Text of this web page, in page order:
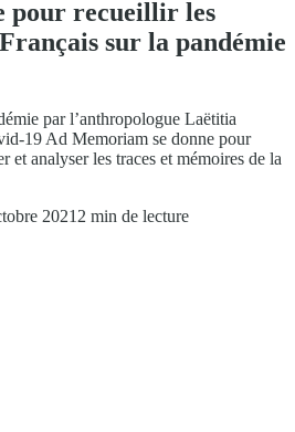
pour recueillir les
sur la pandémie
par l’anthropologue Laëtitia
19 Ad Memoriam se donne pour
et analyser les traces et mémoires de la
2021 2 min de lecture